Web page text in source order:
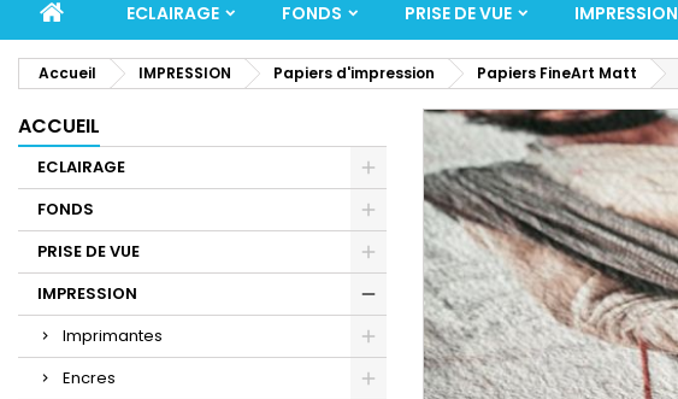
ECLAIRAGE FONDS PRISE DE VUE IMPRESSION
Accueil IMPRESSION Papiers d'impression Papiers FineArt Matt
ACCUEIL
ECLAIRAGE
FONDS
PRISE DE VUE
IMPRESSION
Imprimantes
Encres